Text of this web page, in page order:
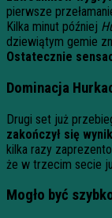
pierwsze
Kilka minut później
dziewiątym gemie
Ostatecznie
Dominacja
Drugi set już
zakończył się
kilka razy
że w trzecim secie
Mogło być